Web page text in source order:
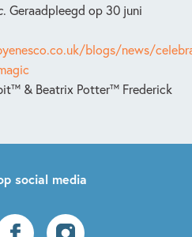
. Geraadpleegd op 30 juni
blogs/news/
& Beatrix Potter™ Frederick
social media